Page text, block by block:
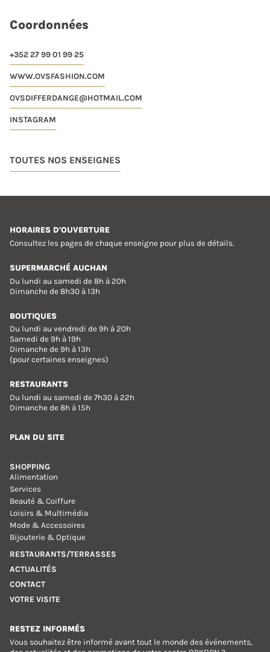
Coordonnées
+352 27 99 01 99 25
WWW.OVSFASHION.COM
OVSDIFFERDANGE@HOTMAIL.COM
INSTAGRAM
TOUTES NOS ENSEIGNES
HORAIRES D'OUVERTURE
Consultez les pages de chaque enseigne pour plus de détails.
SUPERMARCHÉ AUCHAN
Du lundi au samedi de 8h à 20h
Dimanche de 8h30 à 13h
BOUTIQUES
Du lundi au vendredi de 9h à 20h
Samedi de 9h à 19h
Dimanche de 9h à 13h
(pour certaines enseignes)
RESTAURANTS
Du lundi au samedi de 7h30 à 22h
Dimanche de 8h à 15h
PLAN DU SITE
SHOPPING
Alimentation
Services
Beauté & Coiffure
Loisirs & Multimédia
Mode & Accessoires
Bijouterie & Optique
RESTAURANTS/TERRASSES
ACTUALITÉS
CONTACT
VOTRE VISITE
RESTEZ INFORMÉS
Vous souhaitez être informé avant tout le monde des événements,